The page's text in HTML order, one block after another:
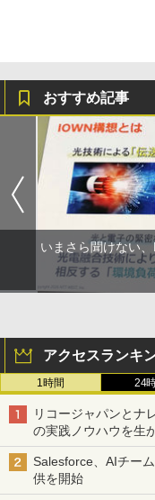
おすすめ記事
いまさら聞けない
アクセスランキ
1時間 24
リコージャパンとナ
の実践ノウハウを生
Salesforce、AIチー
供を開始